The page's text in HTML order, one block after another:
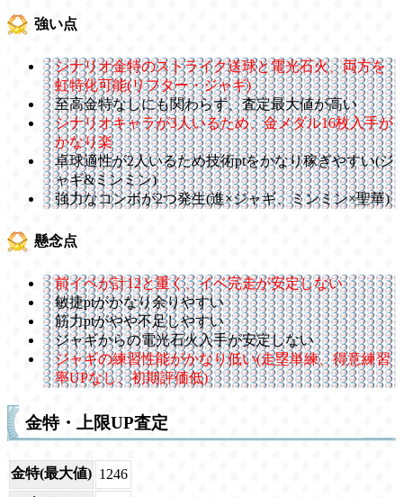
強い点
シナリオ金特のストライク送球と電光石火、両方を
虹特化可能(リフター・ジャギ)
至高金特なしにも関わらず、査定最大値が高い
シナリオキャラが3人いるため、金メダル16枚入手が
かなり楽
卓球適性が2人いるため技術ptをかなり稼ぎやすい(ジ
ャギ&ミンミン)
強力なコンボが2つ発生(進×ジャギ、ミンミン×聖華)
懸念点
前イベが計12と重く、イベ完走が安定しない
敏捷ptがかなり余りやすい
筋力ptがやや不足しやすい
ジャギからの電光石火入手が安定しない
ジャギの練習性能がかなり低い(走塁単練、得意練習
率UPなし、初期評価低)
金特・上限UP査定
金特(最大値) 1246